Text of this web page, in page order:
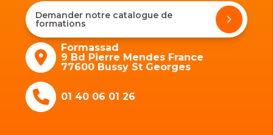
Demander notre catalogue de
formations
Formassad
9 Bd Pierre Mendes France
77600 Bussy St Georges
01 40 06 01 26